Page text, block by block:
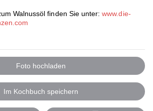
Walnussöl finden Sie unter:www.die-
Foto hochladen
Im Kochbuch speichern